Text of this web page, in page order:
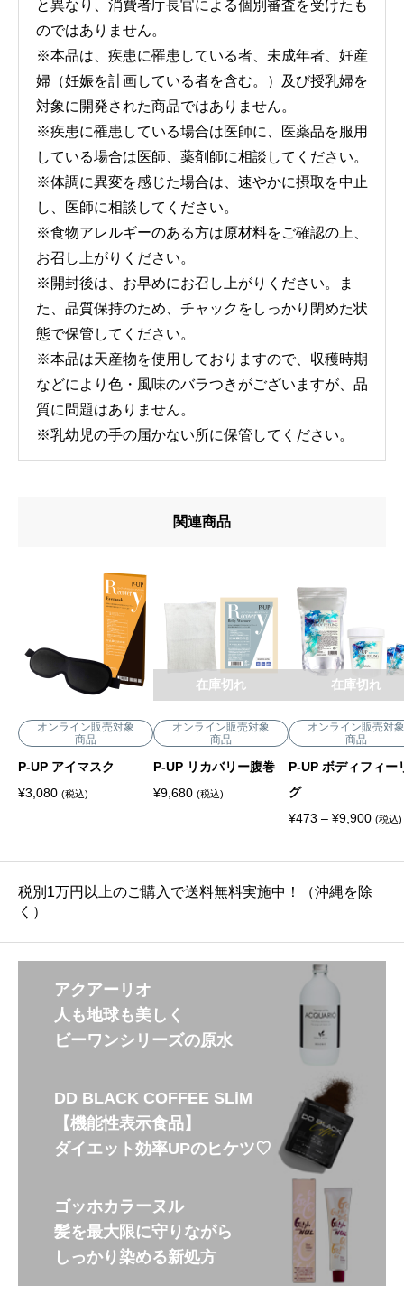
と異なり、消費者庁長官による個別審査を受けたも
のではありません。
※本品は、疾患に罹患している者、未成年者、妊産
婦（妊娠を計画している者を含む。）及び授乳婦を
対象に開発された商品ではありません。
※疾患に罹患している場合は医師に、医薬品を服用
している場合は医師、薬剤師に相談してください。
※体調に異変を感じた場合は、速やかに摂取を中止
し、医師に相談してください。
※食物アレルギーのある方は原材料をご確認の上、
お召し上がりください。
※開封後は、お早めにお召し上がりください。ま
た、品質保持のため、チャックをしっかり閉めた状
態で保管してください。
※本品は天産物を使用しておりますので、収穫時期
などにより色・風味のバラつきがございますが、品
質に問題はありません。
※乳幼児の手の届かない所に保管してください。
関連商品
オンライン販売対象
商品
P-UP アイマスク
¥3,080 (税込)
オンライン販売対象
商品
P-UP リカバリー腹巻
¥9,680 (税込)
在庫切れ
オンライン販売対象
商品
P-UP ボディフィー
グ
¥473 – ¥9,900価
7
9
(税込)
在庫切れ
税別1万円以上のご購入で送料無料実施中！（沖縄を除
く）
アクアーリオ
人も地球も美しく
ビーワンシリーズの原水
DD BLACK COFFEE SLiM
【機能性表示食品】
ダイエット効率UPのヒケツ♡
ゴッホカラーヌル
髪を最大限に守りながら
しっかり染める新処方